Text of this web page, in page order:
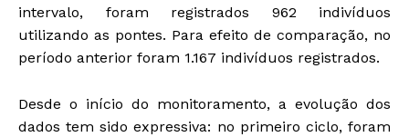
intervalo, foram registrados 962 indivíduos
utilizando as pontes. Para efeito de comparação, no
período anterior foram 1.167 indivíduos registrados.
Desde o início do monitoramento, a evolução dos
dados tem sido expressiva: no primeiro ciclo, foram